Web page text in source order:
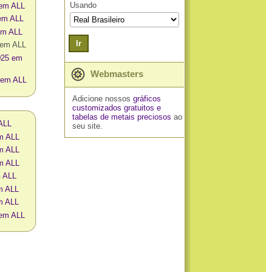
ALL
ALL
ALL
ALL
em
ALL
ALL
ALL
ALL
ALL
ALL
ALL
Usando
Ir
Webmasters
Adicione nossos gráficos
customizados gratuitos e
tabelas de metais preciosos ao
seu site.